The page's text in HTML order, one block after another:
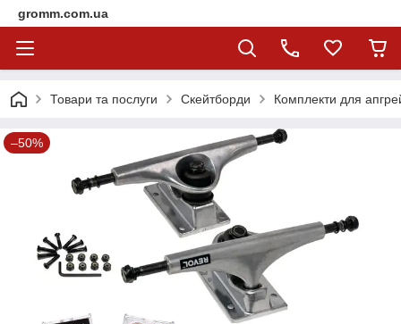
gromm.com.ua
Товари та послуги Скейтборди Комплекти для
–50%